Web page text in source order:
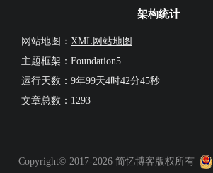
架构统计
网站地图： XML网站地图
主题框架：Foundation5
运行天数： 9年99天4时42分46秒
文章总数：1293
Copyright© 2017-2026 简忆博客版权所有